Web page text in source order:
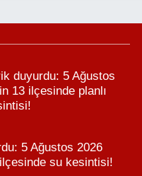
duyurdu: 5 Ağustos
13 ilçesinde planlı
5 Ağustos 2026
su kesintisi!